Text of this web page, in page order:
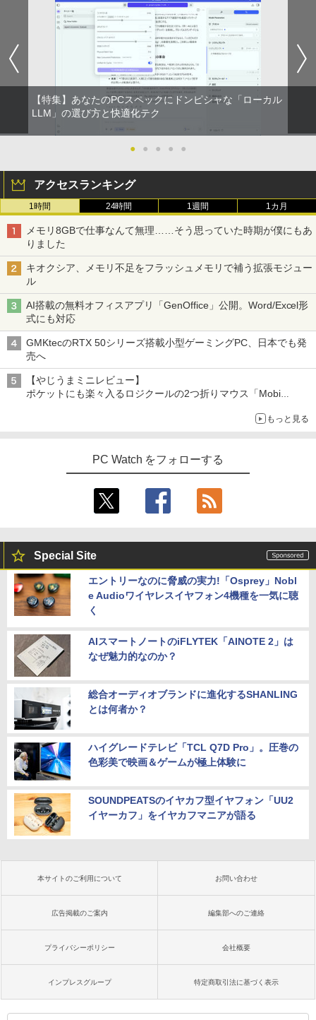
【特集】あなたのPCスペックにドンピシャな「ローカル
LLM」の選び方と快適化テク
● ● ● ● ●
アクセスランキング
1時間 24時間 1週間 1カ月
メモリ8GBで仕事なんて無理……そう思っていた時期が僕にもあ
りました
キオクシア、メモリ不足をフラッシュメモリで補う拡張モジュー
ル
AI搭載の無料オフィスアプリ「GenOffice」公開。Word/Excel形
式にも対応
GMKtecのRTX 50シリーズ搭載小型ゲーミングPC、日本でも発
売へ
【やじうまミニレビュー】
ポケットにも楽々入るロジクールの2つ折りマウス「Mobi
もっと見る
PC Watch をフォローする
Special Site
エントリーなのに脅威の実力!「Osprey」Nobl
e Audioワイヤレスイヤフォン4機種を一気に聴
く
AIスマートノートのiFLYTEK「AINOTE 2」は
なぜ魅力的なのか？
総合オーディオブランドに進化するSHANLING
とは何者か？
ハイグレードテレビ「TCL Q7D Pro」。圧巻の
色彩美で映画＆ゲームが極上体験に
SOUNDPEATSのイヤカフ型イヤフォン「UU2
イヤーカフ」をイヤカフマニアが語る
本サイトのご利用について お問い合わせ
広告掲載のご案内 編集部へのご連絡
プライバシーポリシー 会社概要
インプレスグループ 特定商取引法に基づく表示